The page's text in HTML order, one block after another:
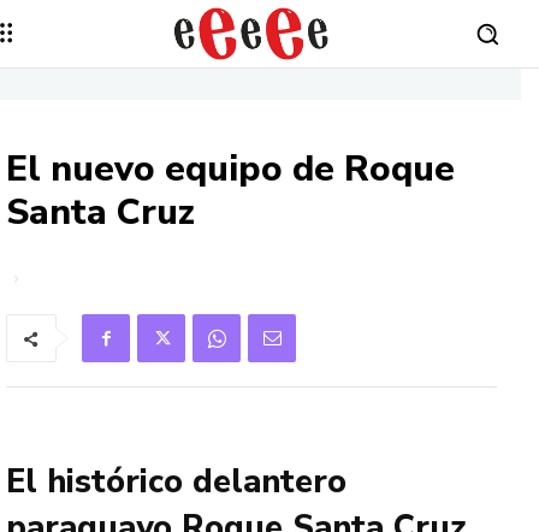
El nuevo equipo de Roque
Santa Cruz
El histórico delantero